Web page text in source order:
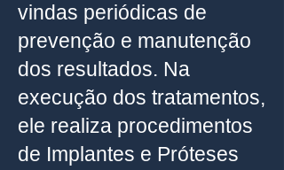
vindas periódicas de
prevenção e manutenção
dos resultados. Na
execução dos tratamentos,
ele realiza procedimentos
de Implantes e Próteses